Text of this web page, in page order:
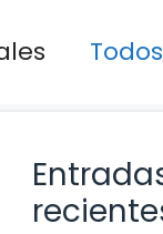
Todos